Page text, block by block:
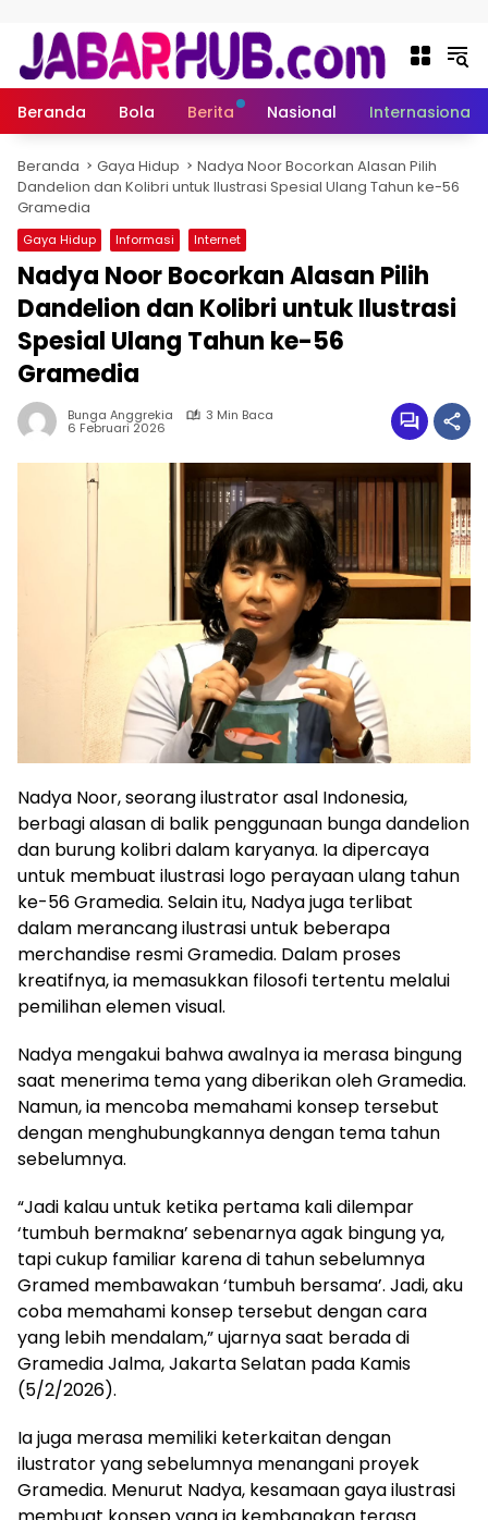
Beranda Bola Berita Nasional Internasional
Beranda Gaya Hidup
Nadya Noor Bocorkan Alasan Pilih
Dandelion dan Kolibri untuk Ilustrasi Spesial Ulang Tahun ke-56
Gramedia
Gaya Hidup Informasi Internet
Nadya Noor Bocorkan Alasan Pilih
Dandelion dan Kolibri untuk Ilustrasi
Spesial Ulang Tahun ke-56
Gramedia
Bunga Anggrekia 3 Min Baca
6 Februari 2026
Nadya Noor, seorang ilustrator asal Indonesia,
berbagi alasan di balik penggunaan bunga dandelion
dan burung kolibri dalam karyanya. Ia dipercaya
untuk membuat ilustrasi logo perayaan ulang tahun
ke-56 Gramedia. Selain itu, Nadya juga terlibat
dalam merancang ilustrasi untuk beberapa
merchandise resmi Gramedia. Dalam proses
kreatifnya, ia memasukkan filosofi tertentu melalui
pemilihan elemen visual.
Nadya mengakui bahwa awalnya ia merasa bingung
saat menerima tema yang diberikan oleh Gramedia.
Namun, ia mencoba memahami konsep tersebut
dengan menghubungkannya dengan tema tahun
sebelumnya.
“Jadi kalau untuk ketika pertama kali dilempar
‘tumbuh bermakna’ sebenarnya agak bingung ya,
tapi cukup familiar karena di tahun sebelumnya
Gramed membawakan ‘tumbuh bersama’. Jadi, aku
coba memahami konsep tersebut dengan cara
yang lebih mendalam,” ujarnya saat berada di
Gramedia Jalma, Jakarta Selatan pada Kamis
(5/2/2026).
Ia juga merasa memiliki keterkaitan dengan
ilustrator yang sebelumnya menangani proyek
Gramedia. Menurut Nadya, kesamaan gaya ilustrasi